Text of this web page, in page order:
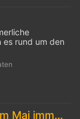
es rund um den
Die Eisheiligen: Frost im Mai immer seltener